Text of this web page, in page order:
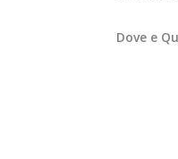
Dove e